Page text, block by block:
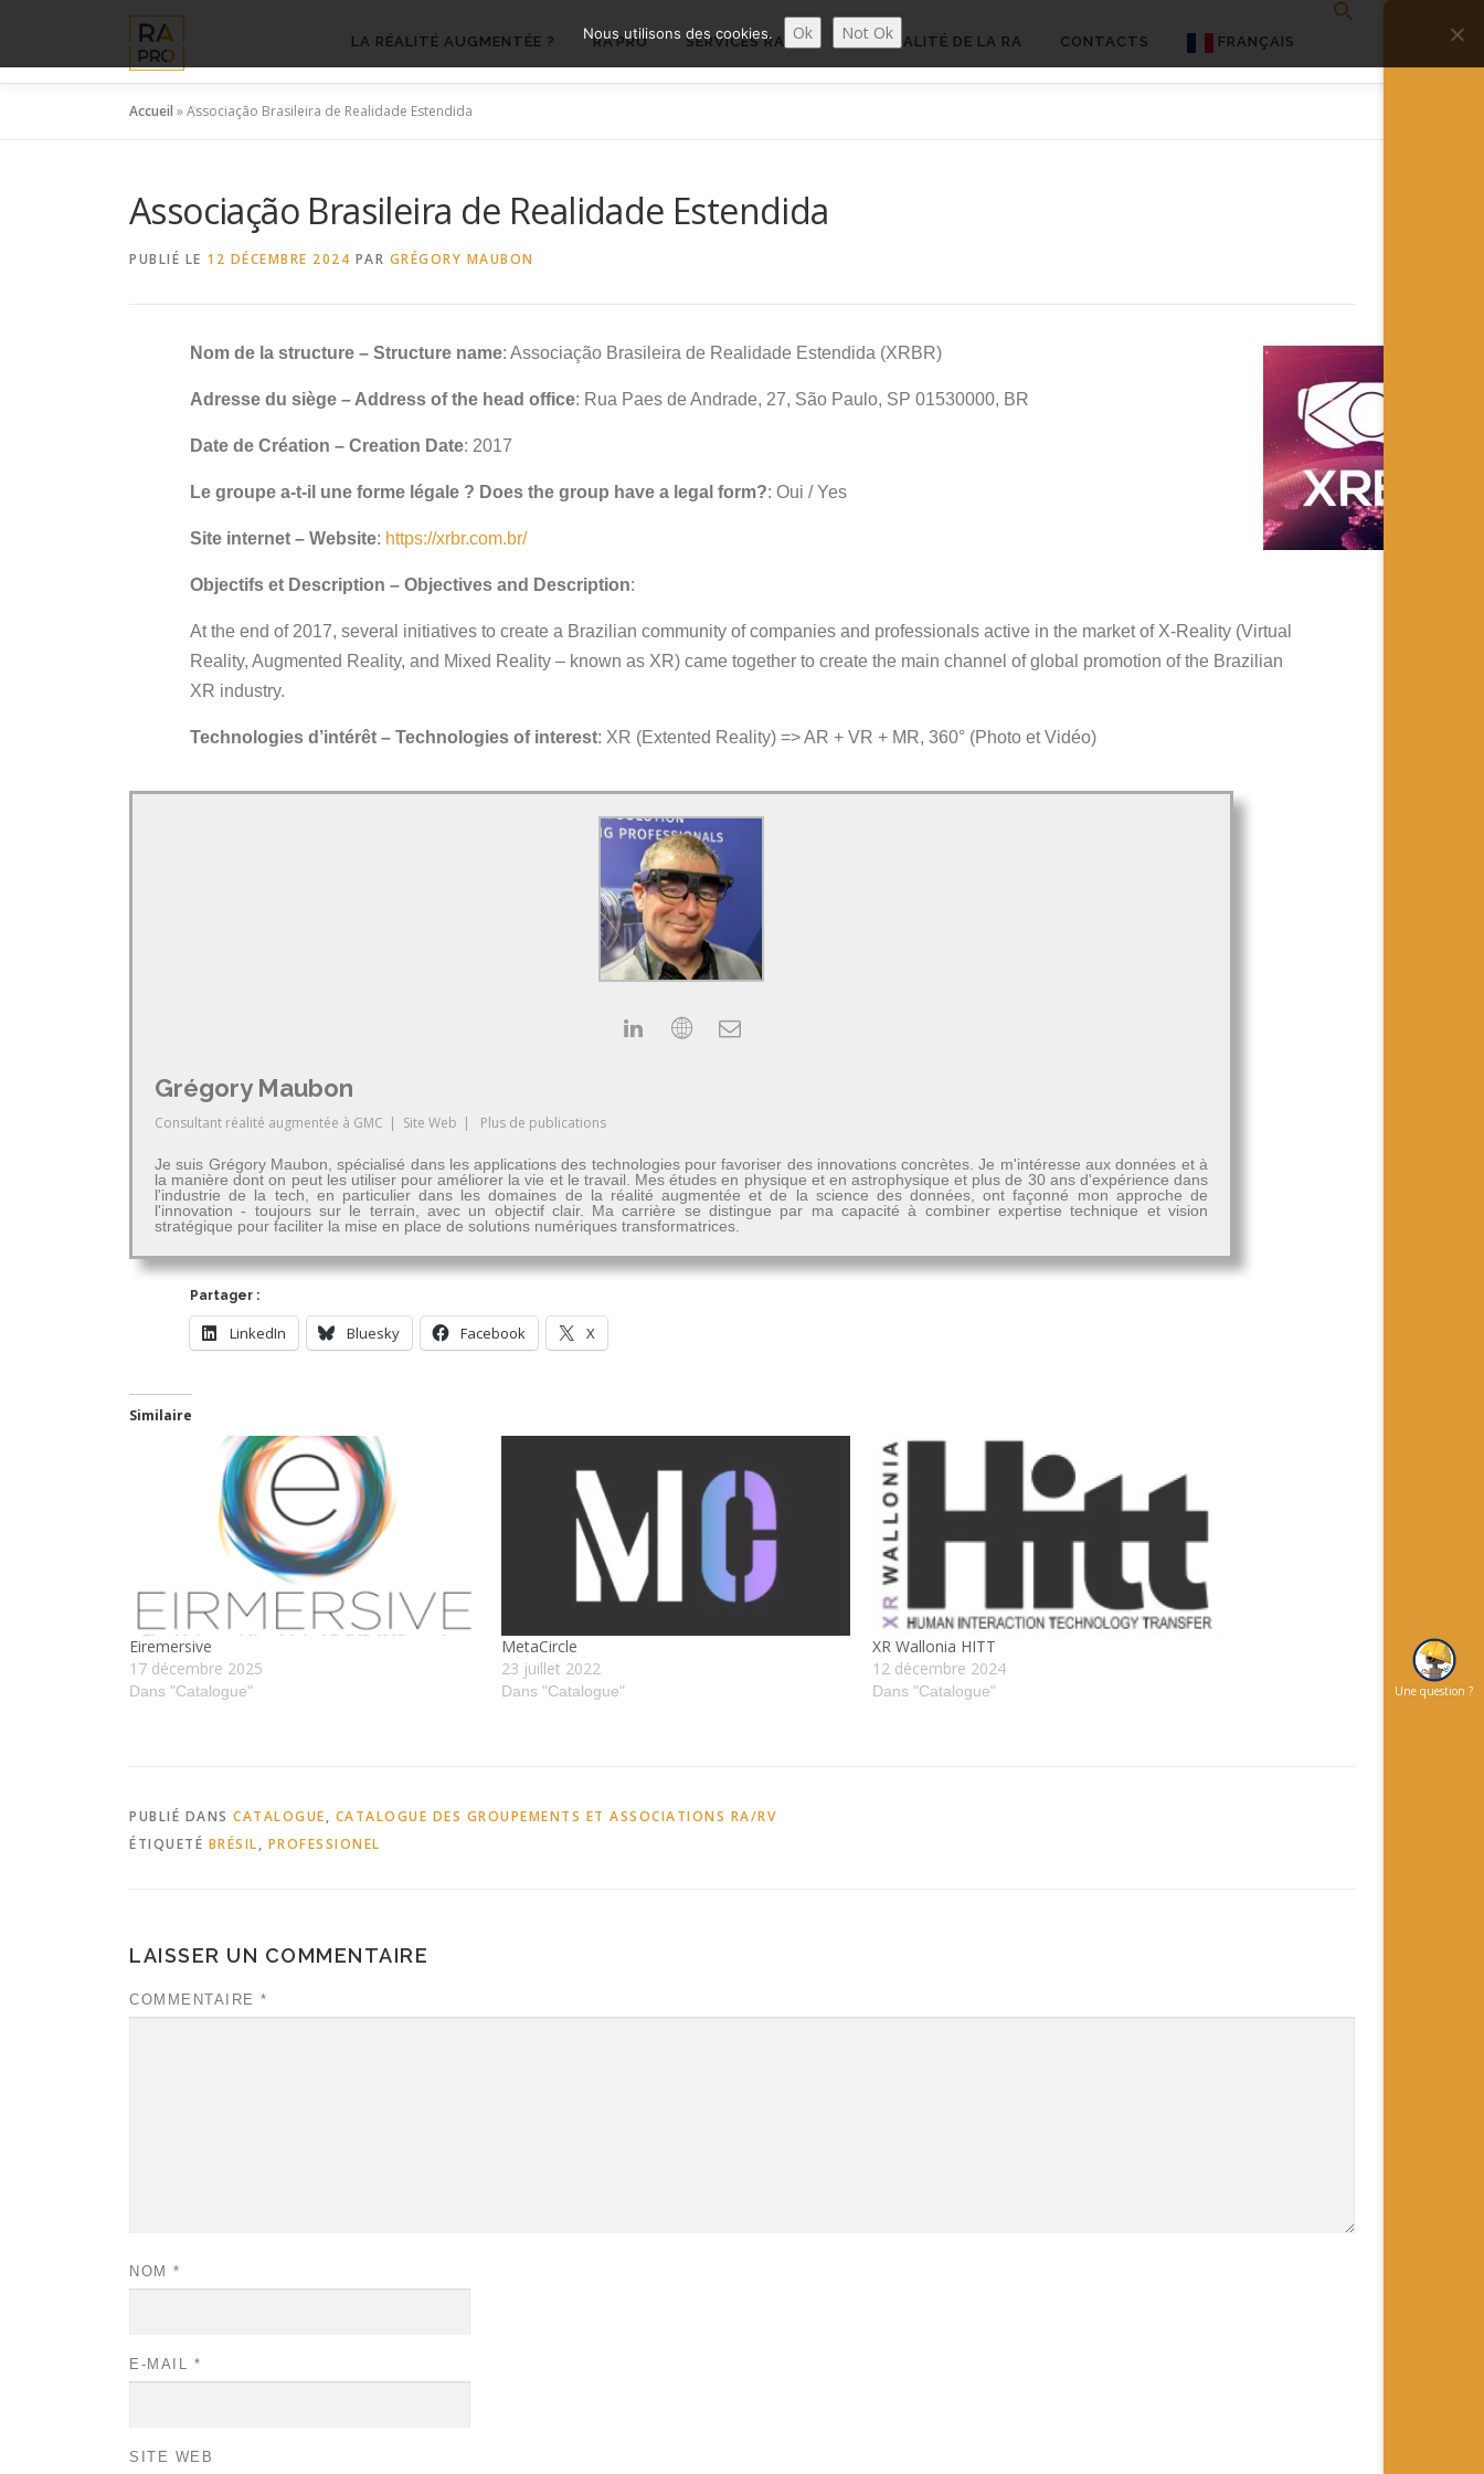
contenu
LA RÉALITÉ AUGMENTÉE ? RA’PRO SERVICES RA’PRO ACTUALITÉ DE LA RA CONTACTS FRANÇAIS
Español
Accueil »Associação Brasileira de Realidade Estendida
Associação Brasileira de Realidade Estendida
PUBLIÉ LE 12 DÉCEMBRE 2024 PAR GRÉGORY MAUBON
Nom de la structure – Structure name: Associação Brasileira de Realidade Estendida (XRBR)
Adresse du siège – Address of the head office: Rua Paes de Andrade, 27, São Paulo, SP 01530000, BR
Date de Création – Creation Date: 2017
Le groupe a-t-il une forme légale ? Does the group have a legal form?: Oui / Yes
Site internet – Website: https://xrbr.com.br/
Objectifs et Description – Objectives and Description:
At the end of 2017, several initiatives to create a Brazilian community of companies and professionals active in the market of X-Reality (Virtual
Reality, Augmented Reality, and Mixed Reality – known as XR) came together to create the main channel of global promotion of the Brazilian
XR industry.
Technologies d’intérêt – Technologies of interest: XR (Extented Reality) => AR + VR + MR, 360° (Photo et Vidéo)
Grégory Maubon
Consultant réalité augmentée à GMC | Site Web | Plus de publications
Je suis Grégory Maubon, spécialisé dans les applications des technologies pour favoriser des innovations concrètes. Je m'intéresse aux données et à
la manière dont on peut les utiliser pour améliorer la vie et le travail. Mes études en physique et en astrophysique et plus de 30 ans d'expérience dans
l'industrie de la tech, en particulier dans les domaines de la réalité augmentée et de la science des données, ont façonné mon approche de
l'innovation - toujours sur le terrain, avec un objectif clair. Ma carrière se distingue par ma capacité à combiner expertise technique et vision
stratégique pour faciliter la mise en place de solutions numériques transformatrices.
Partager :
LinkedIn Bluesky Facebook X
Similaire
Eiremersive
17 décembre 2025
Dans "Catalogue"
MetaCircle
23 juillet 2022
Dans "Catalogue"
XR Wallonia HITT
12 décembre 2024
Dans "Catalogue"
PUBLIÉ DANS CATALOGUE, CATALOGUE DES GROUPEMENTS ET ASSOCIATIONS RA/RV
ÉTIQUETÉ BRÉSIL, PROFESSIONEL
LAISSER UN COMMENTAIRE
COMMENTAIRE *
NOM *
E-MAIL *
SITE WEB
Une question ?
Nous utilisons des cookies. Ok Not Ok